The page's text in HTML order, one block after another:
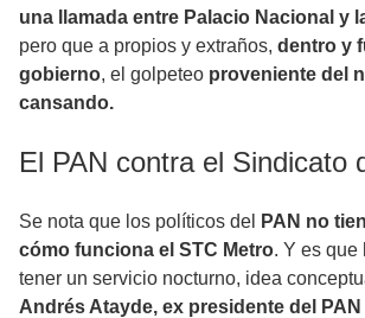
una llamada entre Palacio Nacional y
pero que a propios y extraños, dentro y
gobierno, el golpeteo proveniente del
cansando.
El PAN contra el Sindicato
Se nota que los políticos del
PAN no
cómo funciona el STC Metro. Y es que
tener un servicio nocturno, idea
Andrés Atayde, ex presidente del PAN